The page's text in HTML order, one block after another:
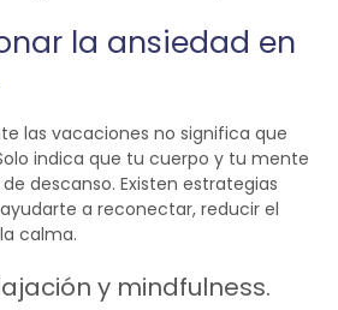
la ansiedad en
las vacaciones no significa que
indica que tu cuerpo y tu mente
descanso. Existen estrategias
a reconectar, reducir el
calma.
y mindfulness.